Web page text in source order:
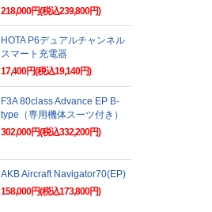
218,000円(税込239,800円)
HOTA P6デュアルチャンネル
スマート充電器
17,400円(税込19,140円)
F3A 80class Advance EP B-
type（専用機体スーツ付き）
302,000円(税込332,200円)
AKB Aircraft Navigator70(EP)
158,000円(税込173,800円)